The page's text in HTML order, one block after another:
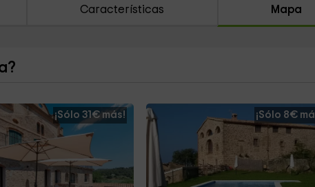
Características Mapa
¡Sólo 31€ más! ¡Sólo 8€